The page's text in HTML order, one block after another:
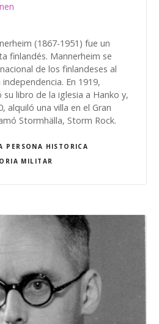
(1867-1951) fue un
finlandés. Mannerheim se
de los finlandeses al
En 1919,
libro de la iglesia a Hanko y,
alquiló una villa en el Gran
Stormhälla, Storm Rock.
PERSONA HISTORICA
MILITAR